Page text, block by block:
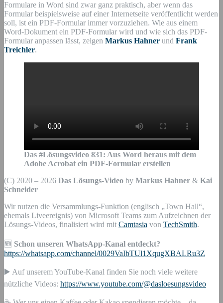
Formulare in Word sind zwar ganz praktisch, aber wenn das
Formular beispielsweise auf einer Internetseite veröffentlicht werden
soll, ist ein PDF-Formular immer vorzuziehen. Wie aus einem
Word-Dokument ein PDF-Formular wird und wie sich das PDF-
Formular anpassen lässt, zeigen Markus Hahner und Frank
Treichler.
Das #Lösungsvideo 831: Aus Word heraus mit dem
Adobe Acrobat ein PDF-Formular erstellen
(C) 2020 – 2026 Das Lösungs-Video by Markus Hahner & Kai
Schneider
Wir nutzen die Versammlungs-Funktion (englisch „Town Hall“,
ehemals Liveereignis) von Microsoft Teams zum Aufzeichnen der
Lösungs-Videos, finalisiert wird mit Camtasia von TechSmith.
🆕 Schon unseren WhatsApp-Kanal entdeckt?
https://whatsapp.com/channel/0029VaIbTUl1XqugXBALRu3Z
▶️ Auf unserem YouTube-Kanal finden Sie noch viele weitere
nützliche Videos: https://www.youtube.com/@dasloesungsvideo